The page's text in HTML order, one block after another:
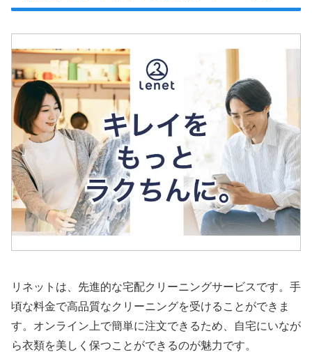
リネットは、先進的な宅配クリーニングサービスです。手
頃な料金で高品質なクリーニングを受けることができま
す。オンライン上で簡単に注文できるため、自宅にいなが
ら衣類を美しく保つことができるのが魅力です。